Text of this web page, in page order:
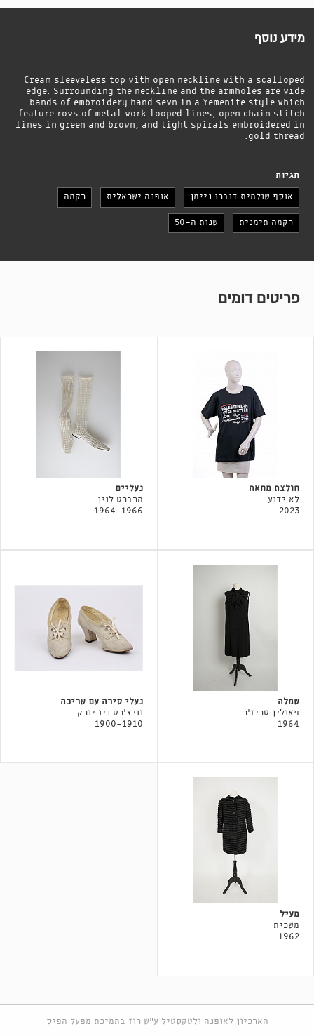
מידע נוסף
Cream sleeveless top with open neckline with a scalloped
edge. Surrounding the neckline and the armholes are wide
bands of embroidery hand sewn in a Yemenite style which
feature rows of metal work looped lines, open chain stitch
lines in green and brown, and tight spirals embroidered in
gold thread.
תגיות
אוסף שולמית דוברו ניימן אופנה ישראלית רקמה
רקמה תימנית שנות ה-50
פריטים דומים
חולצת מחאה
לא ידוע
2023
נעליים
הרברט לוין
1964-1966
שמלה
פאולין טריז'ר
1964
נעלי סירה עם שריכה
וויצ׳רט ניו יורק
1900-1910
מעיל
משכית
1962
הארכיון לאופנה ולטקסטיל ע"ש רוז בתמיכת מפעל הפיס